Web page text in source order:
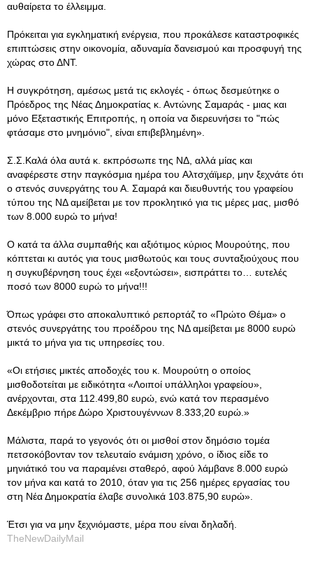
αυθαίρετα το έλλειμμα.
Πρόκειται για εγκληματική ενέργεια, που προκάλεσε καταστροφικές
επιπτώσεις στην οικονομία, αδυναμία δανεισμού και προσφυγή της
χώρας στο ΔΝΤ.
Η συγκρότηση, αμέσως μετά τις εκλογές - όπως δεσμεύτηκε ο
Πρόεδρος της Νέας Δημοκρατίας κ. Αντώνης Σαμαράς - μιας και
μόνο Εξεταστικής Επιτροπής, η οποία να διερευνήσει το "πώς
φτάσαμε στο μνημόνιο", είναι επιβεβλημένη».
Σ.Σ.Καλά όλα αυτά κ. εκπρόσωπε της ΝΔ, αλλά μίας και
αναφέρεστε στην παγκόσμια ημέρα του Αλτσχάϊμερ, μην ξεχνάτε ότι
ο στενός συνεργάτης του Α. Σαμαρά και διευθυντής του γραφείου
τύπου της ΝΔ αμείβεται με τον προκλητικό για τις μέρες μας, μισθό
των 8.000 ευρώ το μήνα!
Ο κατά τα άλλα συμπαθής και αξιότιμος κύριος Μουρούτης, που
κόπτεται κι αυτός για τους μισθωτούς και τους συνταξιούχους που
η συγκυβέρνηση τους έχει «εξοντώσει», εισπράττει το… ευτελές
ποσό των 8000 ευρώ το μήνα!!!
Όπως γράφει στο αποκαλυπτικό ρεπορτάζ το «Πρώτο Θέμα» ο
στενός συνεργάτης του προέδρου της ΝΔ αμείβεται με 8000 ευρώ
μικτά το μήνα για τις υπηρεσίες του.
«Οι ετήσιες μικτές αποδοχές του κ. Μουρούτη ο οποίος
μισθοδοτείται με ειδικότητα «Λοιποί υπάλληλοι γραφείου»,
ανέρχονται, στα 112.499,80 ευρώ, ενώ κατά τον περασμένο
Δεκέμβριο πήρε Δώρο Χριστουγέννων 8.333,20 ευρώ.»
Μάλιστα, παρά το γεγονός ότι οι μισθοί στον δημόσιο τομέα
πετσοκόβονταν τον τελευταίο ενάμιση χρόνο, ο ίδιος είδε το
μηνιάτικό του να παραμένει σταθερό, αφού λάμβανε 8.000 ευρώ
τον μήνα και κατά το 2010, όταν για τις 256 ημέρες εργασίας του
στη Νέα Δημοκρατία έλαβε συνολικά 103.875,90 ευρώ».
Έτσι για να μην ξεχνιόμαστε, μέρα που είναι δηλαδή.
TheNewDailyMail